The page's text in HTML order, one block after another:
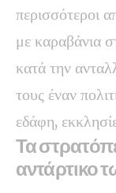
περισσότεροι
με καραβάνια
κατά την
τους έναν
εδάφη,
Τα
αντάρτικο